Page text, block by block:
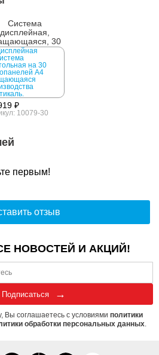
Система
дисплейная,
30
₽
10079-30
первым!
отзыв
НОВОСТЕЙ И АКЦИЙ!
Подписаться
Вы соглашаетесь с условиями политики
обработки персональных данных.